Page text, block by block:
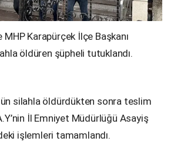
MHP Karapürçek İlçe Başkanı
öldüren şüpheli tutuklandı.
dün silahla öldürdükten sonra teslim
İl Emniyet Müdürlüğü Asayiş
işlemleri tamamlandı.